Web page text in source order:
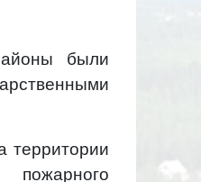
были
территории